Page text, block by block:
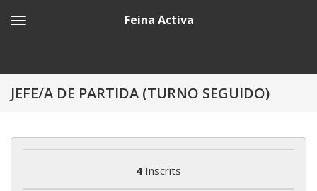
Feina Activa
JEFE/A DE PARTIDA (TURNO SEGUIDO)
4 Inscrits